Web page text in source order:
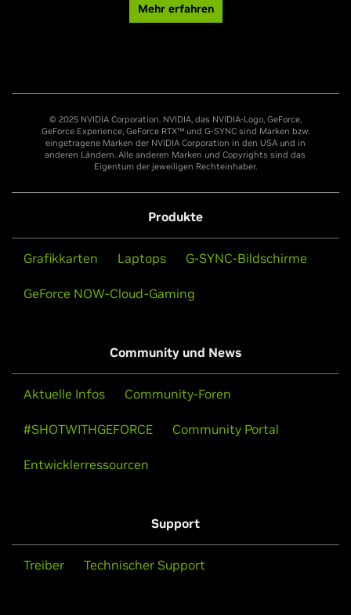
Mehr erfahren
© 2025 NVIDIA Corporation. NVIDIA, das NVIDIA-Logo, GeForce,
GeForce Experience, GeForce RTX™ und G-SYNC sind Marken bzw.
eingetragene Marken der NVIDIA Corporation in den USA und in
anderen Ländern. Alle anderen Marken und Copyrights sind das
Eigentum der jeweiligen Rechteinhaber.
Produkte
Grafikkarten Laptops G-SYNC-Bildschirme
GeForce NOW-Cloud-Gaming
Community und News
Aktuelle Infos Community-Foren
#SHOTWITHGEFORCE Community Portal
Entwicklerressourcen
Support
Treiber Technischer Support